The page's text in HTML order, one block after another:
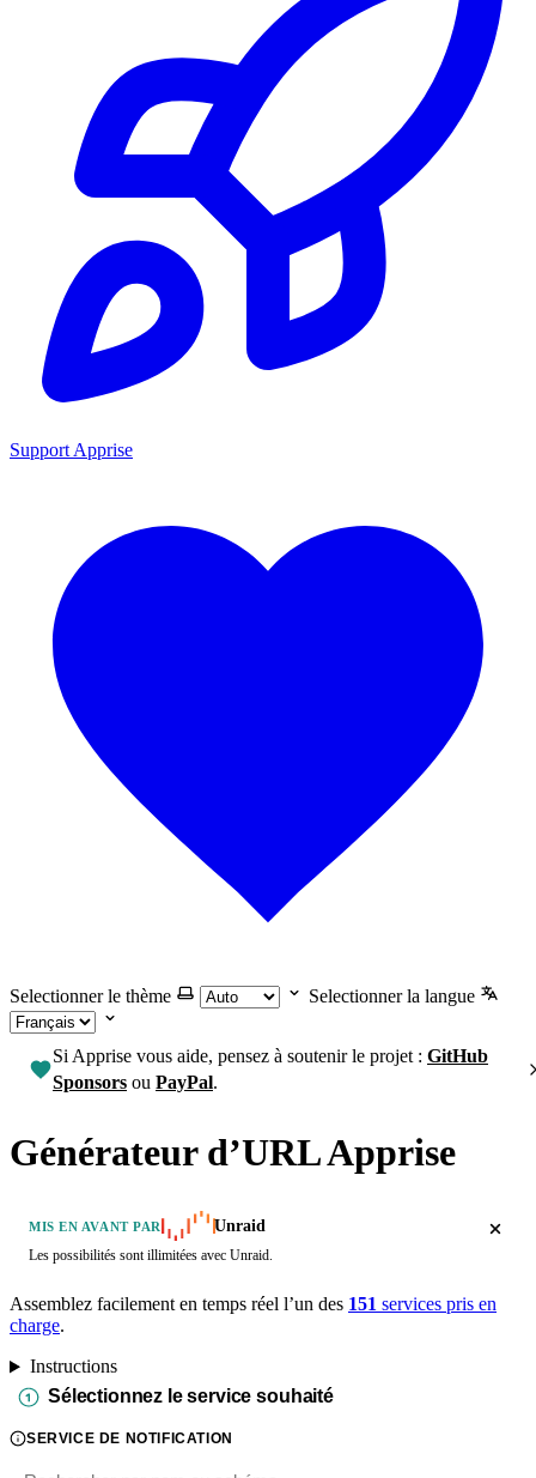
Support Apprise
Selectionner le thème Selectionner la langue
Si Apprise vous aide, pensez à soutenir le projet : GitHub
Sponsors ou PayPal.
Générateur d’URL Apprise
MIS EN AVANT PAR Unraid
Les possibilités sont illimitées avec Unraid.
Assemblez facilement en temps réel l’un des 151 services pris en
charge.
Instructions
Sélectionnez le service souhaité
SERVICE DE NOTIFICATION